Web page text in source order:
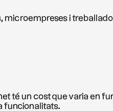
microempreses i
té un cost que varia en
funcionalitats.